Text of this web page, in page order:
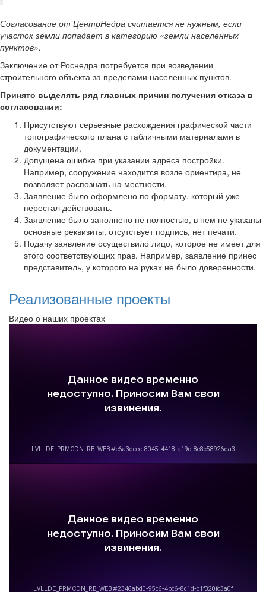
Согласование от ЦентрНедра считается не нужным, если
участок земли попадает в категорию «земли населенных
пунктов».
Заключение от Роснедра потребуется при возведении
строительного объекта за пределами населенных пунктов.
Принято выделять ряд главных причин получения отказа в
согласовании:
Присутствуют серьезные расхождения графической части
топографического плана с табличными материалами в
документации.
Допущена ошибка при указании адреса постройки.
Например, сооружение находится возле ориентира, не
позволяет распознать на местности.
Заявление было оформлено по формату, который уже
перестал действовать.
Заявление было заполнено не полностью, в нем не указаны
основные реквизиты, отсутствует подпись, нет печати.
Подачу заявление осуществило лицо, которое не имеет для
этого соответствующих прав. Например, заявление принес
представитель, у которого на руках не было доверенности.
Реализованные проекты
Видео о наших проектах